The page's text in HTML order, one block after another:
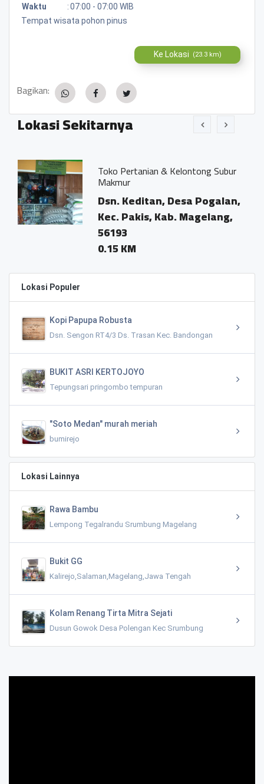
Waktu
:07:00 - 07:00 WIB
Tempat wisata pohon pinus
Ke Lokasi (23.3 km)
Bagikan:
Lokasi Sekitarnya
Toko Pertanian & Kelontong Subur
Makmur
Dsn. Keditan, Desa Pogalan,
Kec. Pakis, Kab. Magelang,
56193
0.15 KM
Lokasi Populer
Kopi Papupa Robusta
Dsn. Sengon RT4/3 Ds. Trasan Kec. Bandongan
BUKIT ASRI KERTOJOYO
Tepungsari pringombo tempuran
"Soto Medan" murah meriah
bumirejo
Lokasi Lainnya
Rawa Bambu
Lempong Tegalrandu Srumbung Magelang
Bukit GG
Kalirejo,Salaman,Magelang,Jawa Tengah
Kolam Renang Tirta Mitra Sejati
Dusun Gowok Desa Polengan Kec Srumbung